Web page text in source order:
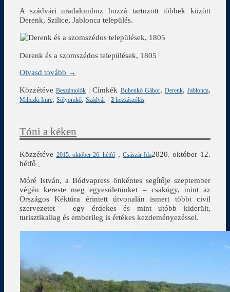
A szádvári uradalomhoz hozzá tartozott többek között
Derenk, Szilice, Jablonca település.
Derenk és a szomszédos települések, 1805
Olvasd tovább →
Közzétéve Beszámolók |Címkék Bubenkó Gábor, Derenk, Jablonca,
Miliczki Imre,Sólyomkő,Szádvár |2 hozzászólás
Tóni a kéken
Közzétéve 2015. október 26. hétfő , Császár Ida2020. október 12.
hétfő
Móré István, a Bódvapress önkéntes segítője szeptember
végén kereste meg egyesületünket – csakúgy, mint az
Országos Kéktúra érintett útvonalán ismert többi civil
szervezetet – egy érdekes és mint utóbb kiderült,
turisztikailag és emberileg is értékes kezdeményezéssel.